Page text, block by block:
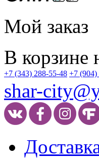
Мой заказ
В корзине
+7 (343) 288-55-48 +7 (904)
shar-